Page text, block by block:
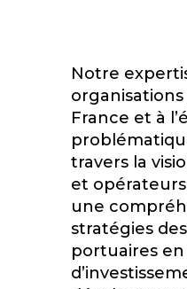
Notre
France et à
travers la
et
une
stratégies
portuaires